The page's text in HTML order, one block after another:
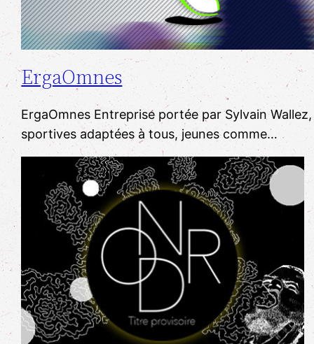
ErgaOmnes
ErgaOmnes Entreprise portée par Sylvain
sportives adaptées à tous, jeunes comme…